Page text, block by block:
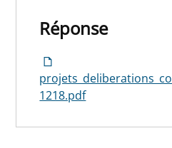
Réponse
1218.pdf